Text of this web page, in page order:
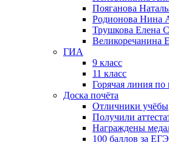
Пояганова
Родионова Нина
Трушкова Елена
Великоречанина
ГИА
9 класс
11 класс
Горячая линия
Доска почёта
Отличники учёбы
Получили
Награждены
100 баллов за ЕГЭ